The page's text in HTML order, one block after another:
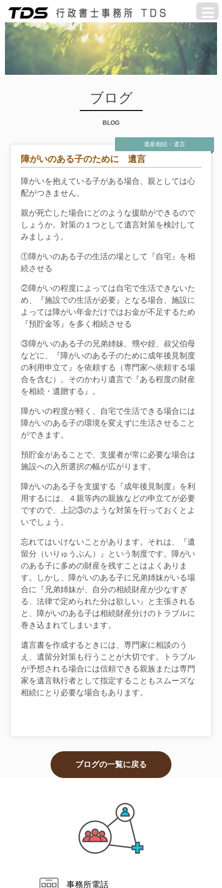
ブログ
BLOG
障がいのある子のために 遺言
遺産相続・遺言
障がいを抱えている子がある場合、親としては心
配がつきません。
親が死亡した場合にどのような援助ができるので
しょうか。対策の１つとして遺言対策を検討して
みましょう。
①障がいのある子の生活の場として『自宅』を相
続させる
②障がいの程度によっては自宅で生活できないた
め、『施設での生活が必要』となる場合、施設に
よっては障がい年金だけではお金が不足するため
『預貯金等』を多く相続させる
③障がいのある子の兄弟姉妹、甥や姪、叔父伯母
などに、『障がいのある子のために成年後見制度
の利用申立て』を依頼する（専門家へ依頼する場
合を含む）。そのかわり遺言で『ある程度の財産
を相続・遺贈する』。
障がいの程度が軽く、自宅で生活できる場合には
障がいのある子の環境を変えずに生活させること
ができます。
預貯金があることで、支援者が常に必要な場合は
施設への入所選択の幅が広がります。
障がいのある子を支援する『成年後見制度』を利
用するには、４親等内の親族などの申立てが必要
ですので、上記③のような対策を行っておくとよ
いでしょう。
忘れてはいけないことがあります。それは、『遺
留分（いりゅうぶん）』という制度です。障がい
のある子に多めの財産を残すことはよくありま
す。しかし、障がいのある子に兄弟姉妹がいる場
合に『兄弟姉妹が、自分の相続財産が少なすぎ
る、法律で定められた分は欲しい』と主張される
と、障がいのある子は相続財産分けのトラブルに
巻き込まれてしまいます。
遺言書を作成するときには、専門家に相談のう
え、遺留分対策も行うことが大切です。トラブル
が予想される場合には信頼できる親族または専門
家を遺言執行者として指定することもスムーズな
相続にとり必要な場合もあります。
ブログの一覧に戻る
事務所電話